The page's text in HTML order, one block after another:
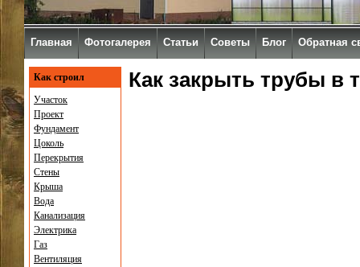
Как закрыть трубы в
Как строил
Участок
Проект
Фундамент
Цоколь
Перекрытия
Стены
Крыша
Вода
Канализация
Электрика
Газ
Вентиляция
Главная Фотогалерея Статьи Советы Блог Обратная